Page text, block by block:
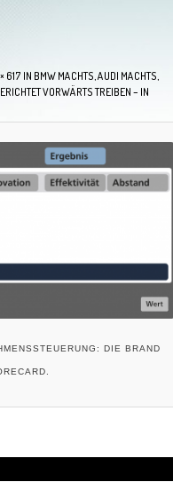
617 IN BMW MACHTS, AUDI MACHTS,
VORWÄRTS TREIBEN – IN
DIE BRAND